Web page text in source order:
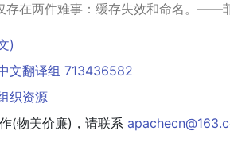
存在两件难事：缓存失效和命名。——
)
文翻译组 713436582
织资源
(物美价廉)，请联系